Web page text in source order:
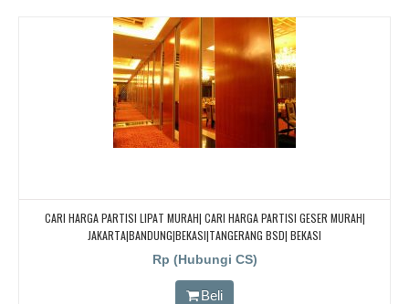
CARI HARGA PARTISI LIPAT MURAH| CARI HARGA PARTISI GESER MURAH|
JAKARTA|BANDUNG|BEKASI|TANGERANG BSD| BEKASI
Rp (Hubungi CS)
Beli